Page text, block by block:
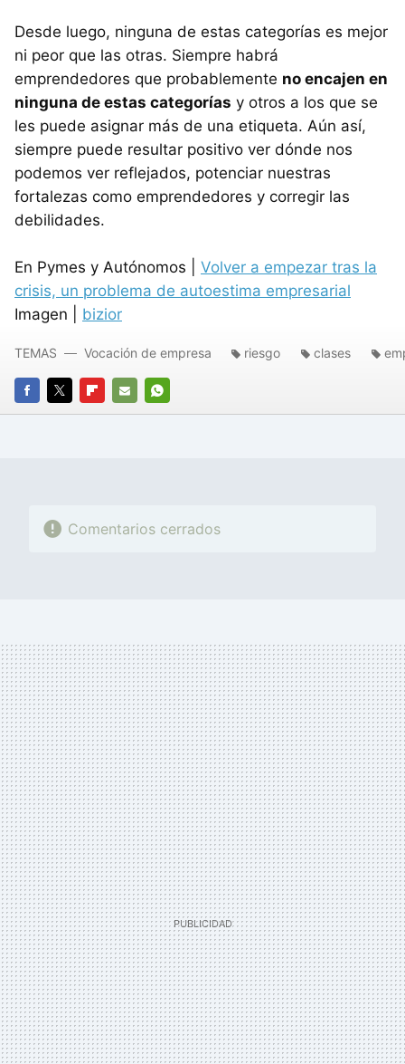
Desde luego, ninguna de estas categorías es mejor
ni peor que las otras. Siempre habrá
emprendedores que probablemente no encajen en
ninguna de estas categorías y otros a los que se
les puede asignar más de una etiqueta. Aún así,
siempre puede resultar positivo ver dónde nos
podemos ver reflejados, potenciar nuestras
fortalezas como emprendedores y corregir las
debilidades.
En Pymes y Autónomos | Volver a empezar tras la
crisis, un problema de autoestima empresarial
Imagen | bizior
FACEBOOK
TWITTERFLIPBOARD
E-
WHATSAPP
TEMAS Vocación de empresa riesgo clases
Comentarios cerrados